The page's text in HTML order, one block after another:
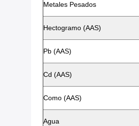
Metales Pesados
Hectogramo (AAS)
Pb (AAS)
Cd (AAS)
Como (AAS)
Agua